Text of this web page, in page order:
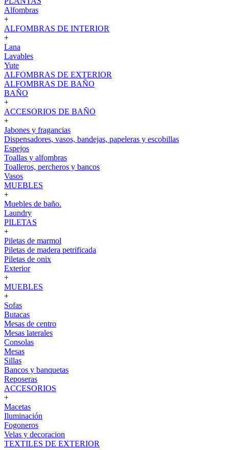
Alfombras
+
ALFOMBRAS DE INTERIOR
+
Lana
Lavables
Yute
ALFOMBRAS DE EXTERIOR
ALFOMBRAS DE BAÑO
BAÑO
+
ACCESORIOS DE BAÑO
+
Jabones y fragancias
Dispensadores, vasos, bandejas, papeleras y escobillas
Espejos
Toallas y alfombras
Toalleros, percheros y bancos
Vasos
MUEBLES
+
Muebles de baño.
Laundry
PILETAS
+
Piletas de marmol
Piletas de madera petrificada
Piletas de onix
Exterior
+
MUEBLES
+
Sofas
Butacas
Mesas de centro
Mesas laterales
Consolas
Mesas
Sillas
Bancos y banquetas
Reposeras
ACCESORIOS
+
Macetas
Iluminación
Fogoneros
Velas y decoracion
TEXTILES DE EXTERIOR